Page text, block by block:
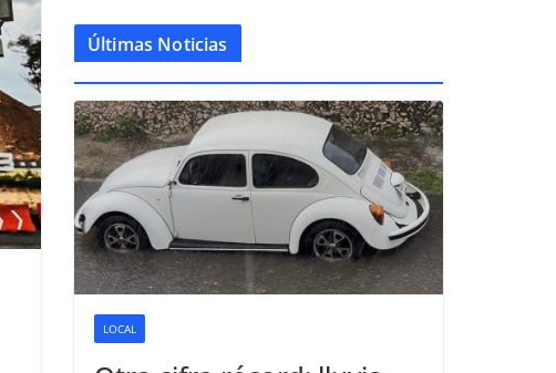
Últimas Noticias
LOCAL